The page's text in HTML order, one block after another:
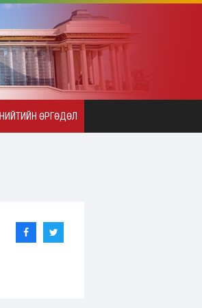
НИЙТИЙН ӨРГӨДӨЛ